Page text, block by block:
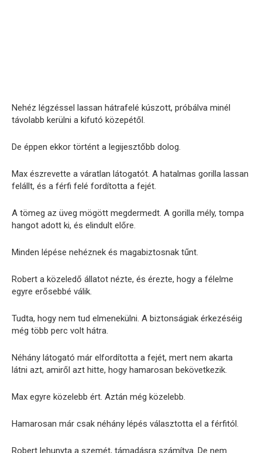
Nehéz légzéssel lassan hátrafelé kúszott, próbálva minél
távolabb kerülni a kifutó közepétől.
De éppen ekkor történt a legijesztőbb dolog.
Max észrevette a váratlan látogatót. A hatalmas gorilla lassan
felállt, és a férfi felé fordította a fejét.
A tömeg az üveg mögött megdermedt. A gorilla mély, tompa
hangot adott ki, és elindult előre.
Minden lépése nehéznek és magabiztosnak tűnt.
Robert a közeledő állatot nézte, és érezte, hogy a félelme
egyre erősebbé válik.
Tudta, hogy nem tud elmenekülni. A biztonságiak érkezéséig
még több perc volt hátra.
Néhány látogató már elfordította a fejét, mert nem akarta
látni azt, amiről azt hitte, hogy hamarosan bekövetkezik.
Max egyre közelebb ért. Aztán még közelebb.
Hamarosan már csak néhány lépés választotta el a férfitól.
Robert lehunyta a szemét, támadásra számítva. De nem